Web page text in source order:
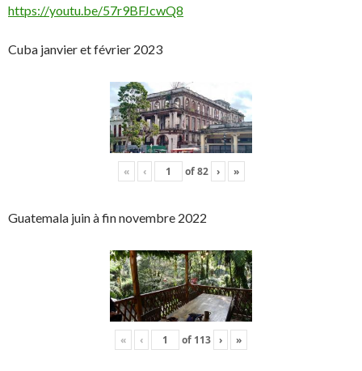
https://youtu.be/57r9BFJcwQ8
Cuba janvier et février 2023
« ‹ of82 › »
Guatemala juin à fin novembre 2022
« ‹ of 113 › »